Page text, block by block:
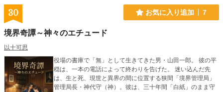
30 お気に入り追加 7
境界奇譚～神々のエチュード
以十可思
役場の書庫で「無」として生きてきた男・山田一郎。 彼の平
穏は、一本の電話によって終わりを告げた。 迷い込んだ先
は、生と死、現世と異界の間に位置する狭間「境界管理局」
管理局長・神代守（神）。彼は、三十年間「白紙」のまま守